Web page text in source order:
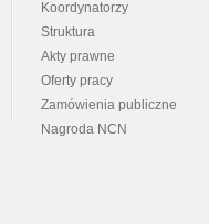
Koordynatorzy
Struktura
Akty prawne
Oferty pracy
Zamówienia publiczne
Nagroda NCN